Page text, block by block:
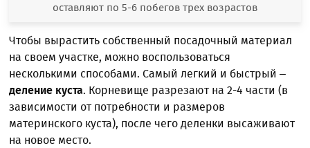
оставляют по 5-6 побегов трех возрастов
Чтобы вырастить собственный посадочный материал
на своем участке, можно воспользоваться
несколькими способами. Самый легкий и быстрый –
деление куста. Корневище разрезают на 2-4 части (в
зависимости от потребности и размеров
материнского куста), после чего деленки высаживают
на новое место.